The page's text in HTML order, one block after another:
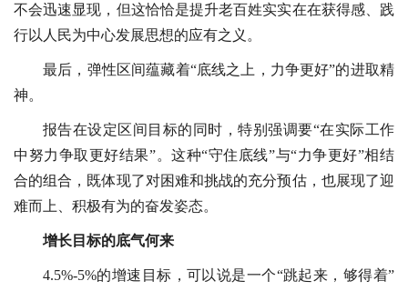
不会迅速显现，但这恰恰是提升老百姓实实在在获得感、践
行以人民为中心发展思想的应有之义。
最后，弹性区间蕴藏着“底线之上，力争更好”的进取精
神。
报告在设定区间目标的同时，特别强调要“在实际工作
中努力争取更好结果”。这种“守住底线”与“力争更好”相结
合的组合，既体现了对困难和挑战的充分预估，也展现了迎
难而上、积极有为的奋发姿态。
增长目标的底气何来
4.5%-5%的增速目标，可以说是一个“跳起来，够得着”